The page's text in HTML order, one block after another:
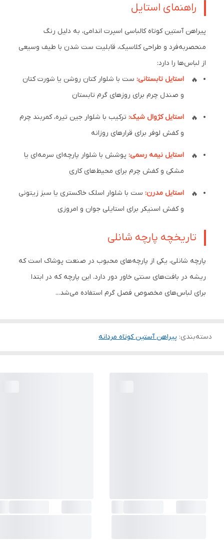
راهنمای استایل
پیراهن آستین کوتاه کالباسی اسپرت اندامی، به دلیل رنگ
منحصربه‌فرد و طراحی کلاسیک، قابلیت ست شدن با طیف وسیعی
از لباس‌ها را دارد:
استایل تابستانی: ست با شلوار کتان روشن یا شورت کتان
و صندل چرم برای روزهای گرم تابستان
استایل کژوال شیک: ترکیب با شلوار جین تیره، کمربند چرم
و کفش لوفر برای قرارهای روزانه
استایل نیمه رسمی: پوشش با شلوار پارچه‌ای سرمه‌ای یا
مشکی و کفش چرم برای محیط‌های کاری
استایل مدرن: ست با شلوار اسلک خاکستری یا سبز زیتونی
و کفش اسنیکر برای استایلی جوان و امروزی
تاریخچه پارچه شانلی
پارچه شانلی، یکی از پارچه‌های محبوب در صنعت پوشاک است که
ریشه در بافت‌های سنتی خاور دور دارد. این پارچه که در ابتدا
برای لباس‌های مخصوص فصل گرم استفاده می‌شد...
دسته‌بندی: پیراهن آستین کوتاه مردانه